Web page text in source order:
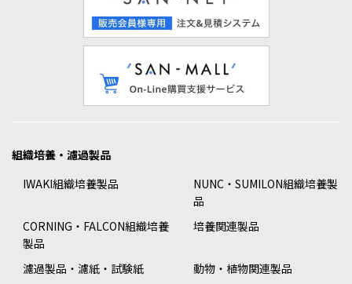
組織培養・濾過製品
IWAKI組織培養製品
NUNC・SUMILON組織培養製
品
CORNING・FALCON組織培養
製品
培養関連製品
濾過製品・濾紙・試験紙
動物・植物関連製品